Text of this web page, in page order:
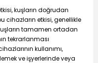
kuşların doğrudan
cihazların etkisi, genellikle
tamamen ortadan
tekrarlanması
kullanımı,
ve işyerlerinde veya